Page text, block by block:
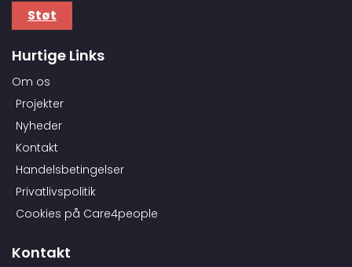
Støt
Hurtige Links
Om os
Projekter
Nyheder
Kontakt
Handelsbetingelser
Privatlivspolitik
Cookies på Care4people
Kontakt